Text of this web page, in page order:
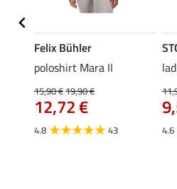
Felix Bühler
poloshirt Mara II
15,90 €19,90 €
12,72 €
4.8 43 4.6